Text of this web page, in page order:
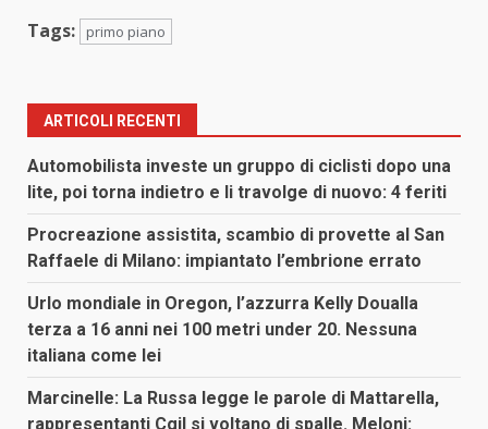
Tags: primo piano
ARTICOLI RECENTI
Automobilista investe un gruppo di ciclisti dopo una
lite, poi torna indietro e li travolge di nuovo: 4 feriti
Procreazione assistita, scambio di provette al San
Raffaele di Milano: impiantato l’embrione errato
Urlo mondiale in Oregon, l’azzurra Kelly Doualla
terza a 16 anni nei 100 metri under 20. Nessuna
italiana come lei
Marcinelle: La Russa legge le parole di Mattarella,
rappresentanti Cgil si voltano di spalle. Meloni: